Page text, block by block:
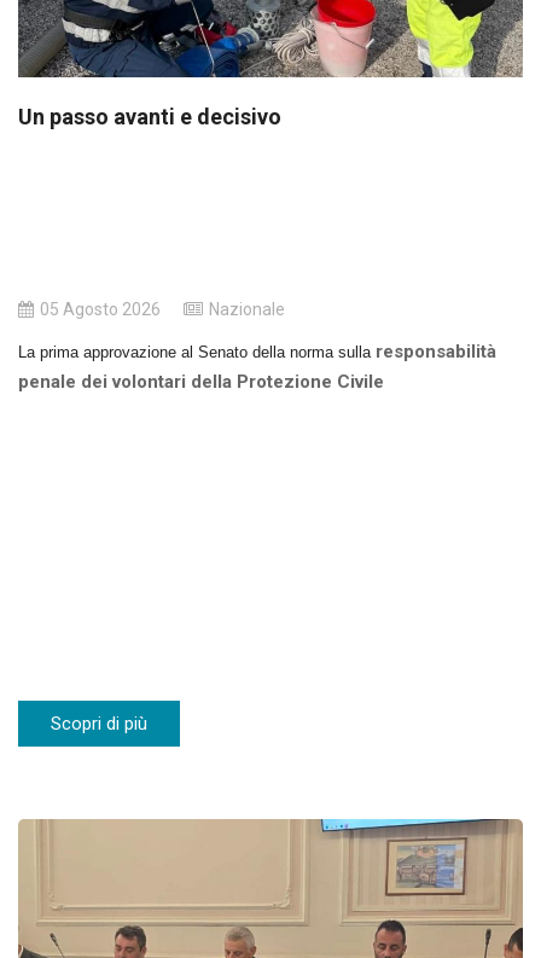
Un passo avanti e decisivo
05 Agosto 2026 Nazionale
La prima approvazione al Senato della norma sulla responsabilità
penale dei volontari della Protezione Civile
Scopri di più